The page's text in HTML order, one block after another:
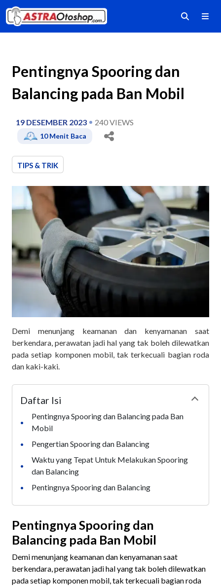
Pentingnya Spooring dan
Balancing pada Ban Mobil
19 DESEMBER 2023 240VIEWS
10Menit Baca
TIPS & TRIK
Demi menunjang keamanan dan kenyamanan saat
berkendara, perawatan jadi hal yang tak boleh dilewatkan
pada setiap komponen mobil, tak terkecuali bagian roda
dan kaki-kaki.
Daftar Isi
•
Pentingnya Spooring dan Balancing pada Ban
Mobil
• Pengertian Spooring dan Balancing
•
Waktu yang Tepat Untuk Melakukan Spooring
dan Balancing
• Pentingnya Spooring dan Balancing
Pentingnya Spooring dan
Balancing pada Ban Mobil
Demi menunjang keamanan dan kenyamanan saat
berkendara, perawatan jadi hal yang tak boleh dilewatkan
pada setiap komponen mobil, tak terkecuali bagian roda